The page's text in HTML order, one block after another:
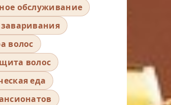
обслуживание
волос
волос
еда